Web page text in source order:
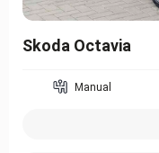
Skoda Octavia
Manual